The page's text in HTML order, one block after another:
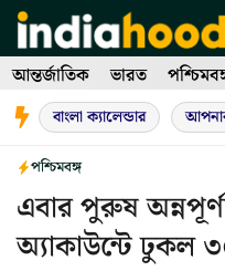
Skip
to
content
আন্তর্জাতিক ভারত
বাংলা ক্যালেন্ডার
পশ্চিমবঙ্গ
এবার পুরুষ
অ্যাকাউন্টে ঢুকল